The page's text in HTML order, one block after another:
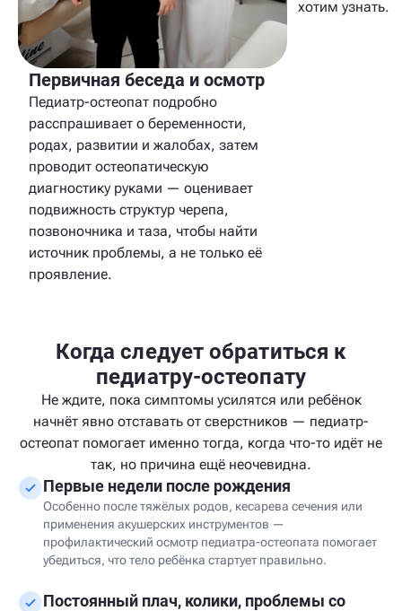
Первичная беседа и осмотр
Педиатр-остеопат подробно
расспрашивает о беременности,
родах, развитии и жалобах, затем
проводит остеопатическую
диагностику руками — оценивает
подвижность структур черепа,
позвоночника и таза, чтобы найти
источник проблемы, а не только её
проявление.
хотим узнать.
Когда следует обратиться к
педиатру-остеопату
Не ждите, пока симптомы усилятся или ребёнок
начнёт явно отставать от сверстников — педиатр-
остеопат помогает именно тогда, когда что-то идёт не
так, но причина ещё неочевидна.
Первые недели после рождения
Особенно после тяжёлых родов, кесарева сечения или
применения акушерских инструментов —
профилактический осмотр педиатра-остеопата помогает
убедиться, что тело ребёнка стартует правильно.
Постоянный плач, колики, проблемы со